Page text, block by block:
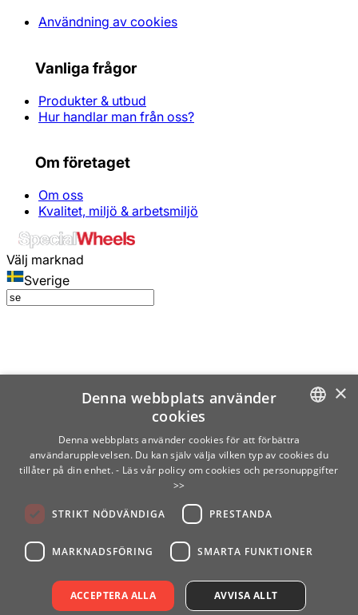
Användning av cookies
Vanliga frågor
Produkter & utbud
Hur handlar man från oss?
Om företaget
Om oss
Kvalitet, miljö & arbetsmiljö
Välj marknad
Sverige
SWEDISH
×
Denna webbplats använder
cookies
Denna webbplats använder cookies för att förbättra
användarupplevelsen. Du kan själv välja vilken typ av cookies du
tillåter på din enhet. - Läs vår policy om cookies och personuppgifter
>>
STRIKT NÖDVÄNDIGA PRESTANDA
MARKNADSFÖRING SMARTA FUNKTIONER
ACCEPTERA ALLA AVVISA ALLT